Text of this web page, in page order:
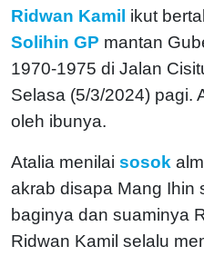
Ridwan Kamil ikut
Solihin GP mantan
1970-1975 di Jalan
Selasa (5/3/2024) pagi.
oleh ibunya.
Atalia menilai sosok
akrab disapa Mang Ihin
baginya dan suaminya
Ridwan Kamil selalu